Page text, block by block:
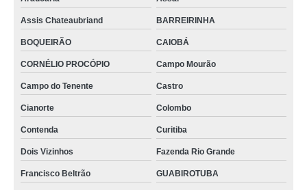
Assis Chateaubriand BARREIRINHA
BOQUEIRÃO CAIOBÁ
CORNÉLIO PROCÓPIO Campo Mourão
Campo do Tenente Castro
Cianorte Colombo
Contenda Curitiba
Dois Vizinhos Fazenda Rio Grande
Francisco Beltrão GUABIROTUBA